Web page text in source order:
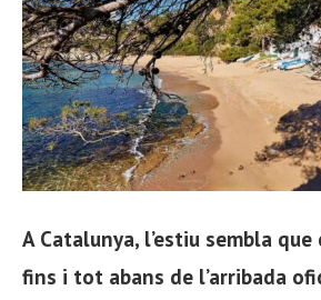
A Catalunya, l’estiu sembla que
fins i tot abans de l’arribada